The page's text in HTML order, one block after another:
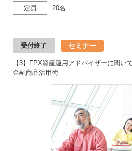
定員 20名
受付終了 セミナー
【3】FPX資産運用アドバイザーに聞い
金融商品活用術